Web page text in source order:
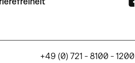
+49 (0) 721 - 8100 - 1200